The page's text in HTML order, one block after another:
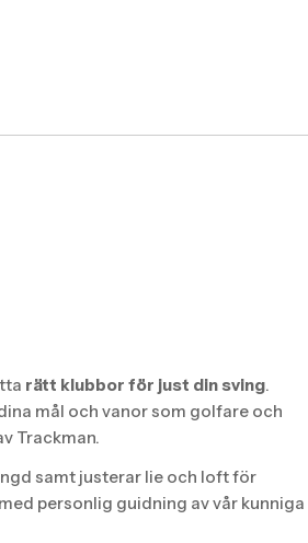
rätt klubbor för just din sving.
mål och vanor som golfare och
Trackman.
samt justerar lie och loft för
personlig guidning av vår kunniga